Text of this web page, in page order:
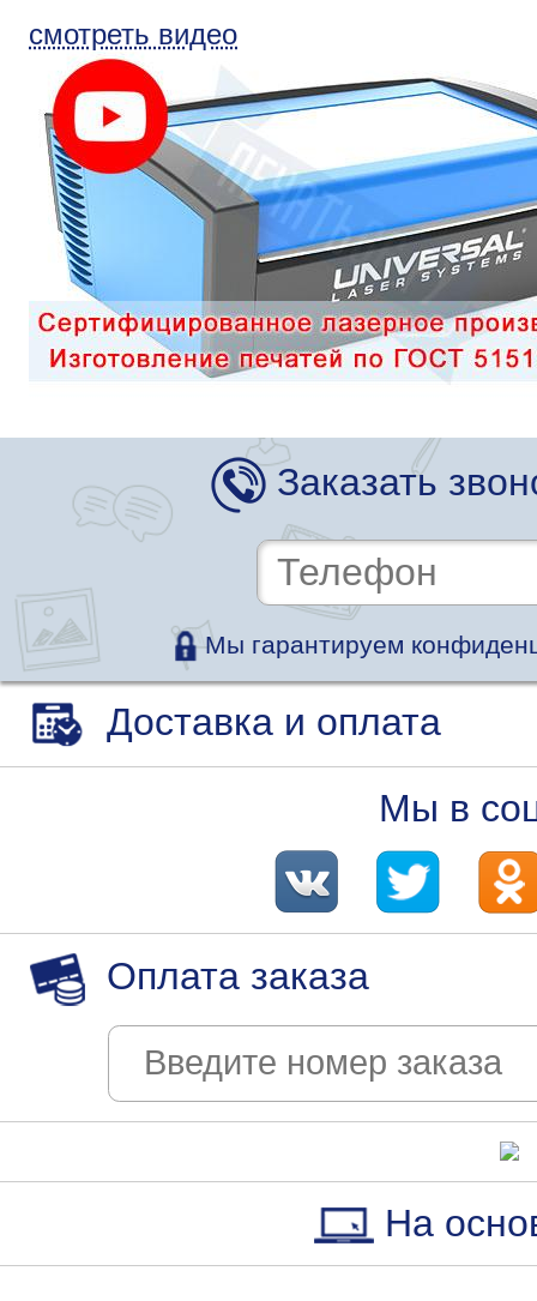
смотреть видео
Заказать
Мы гарантируем
Доставка и оплата
Мы в
Оплата заказа
На